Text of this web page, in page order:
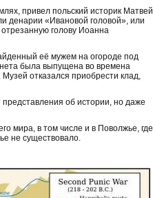
привел польский историк Матвей
денарии «Ивановой головой», или
голову Иоанна
её мужем на огороде под
была выпущена во времена
отказался приобрести клад,
об истории, но даже
мира, в том числе и в Поволжье, где
не существовало.